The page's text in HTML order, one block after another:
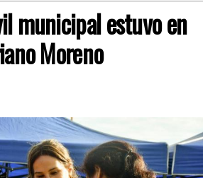
municipal estuvo en
Moreno